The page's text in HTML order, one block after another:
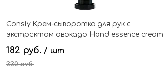
Consly Крем-сыворотка для рук с
экстрактом авокадо Hand essence cream
avocado
182 руб. / шт
330 руб.